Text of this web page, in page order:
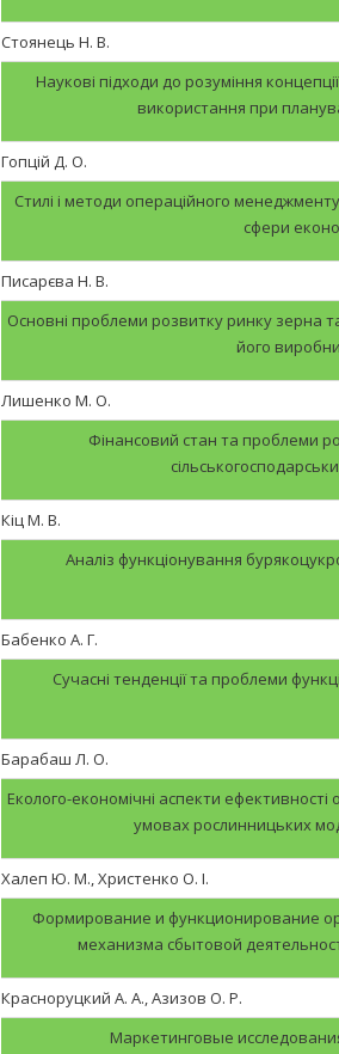
Стоянець Н. В.
Наукові підходи до розуміння
використання при
Гопцій Д. О.
Стилі і методи операційного
сфери
Писарєва Н. В.
Основні проблеми розвитку ринку зерна
його
Лишенко М. О.
Фінансовий стан та проблеми
Кіц М. В.
Аналіз функціонування
Бабенко А. Г.
Сучасні тенденції та проблеми
Барабаш Л. О.
Еколого-економічні аспекти ефективності
умовах рослинницьких
Халеп Ю. М., Христенко О. І.
Формирование и функционирование
механизма сбытовой
Красноруцкий А. А., Азизов О. Р.
Маркетинговые